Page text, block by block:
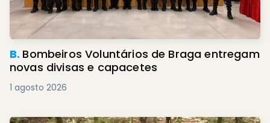
B. Bombeiros Voluntários de Braga entregam
novas divisas e capacetes
1 agosto 2026